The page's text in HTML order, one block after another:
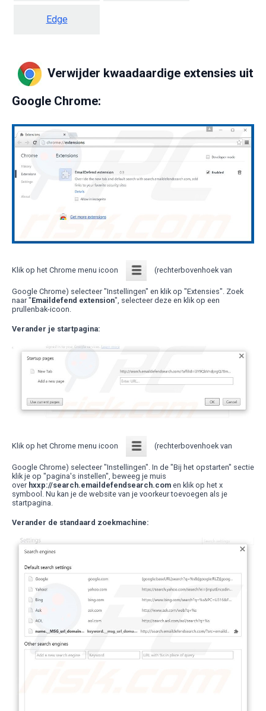
Edge
Verwijder kwaadaardige extensies uit
Google Chrome:
Klik op het Chrome menu icoon (rechterbovenhoek van
Google Chrome) selecteer "Instellingen" en klik op "Extensies". Zoek
naar "Emaildefend extension", selecteer deze en klik op een
prullenbak-icoon.
Verander je startpagina:
Klik op het Chrome menu icoon (rechterbovenhoek van
Google Chrome) selecteer "Instellingen". In de "Bij het opstarten" sectie
klik je op "pagina's instellen", beweeg je muis
over hxxp://search.emaildefendsearch.com en klik op het x
symbool. Nu kan je de website van je voorkeur toevoegen als je
startpagina.
Verander de standaard zoekmachine: